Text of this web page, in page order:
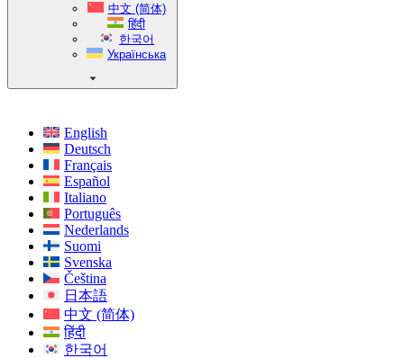
中文 (简体)
हिंदी
한국어
Українська
English
Deutsch
Français
Español
Italiano
Português
Nederlands
Suomi
Svenska
Čeština
日本語
中文 (简体)
हिंदी
한국어